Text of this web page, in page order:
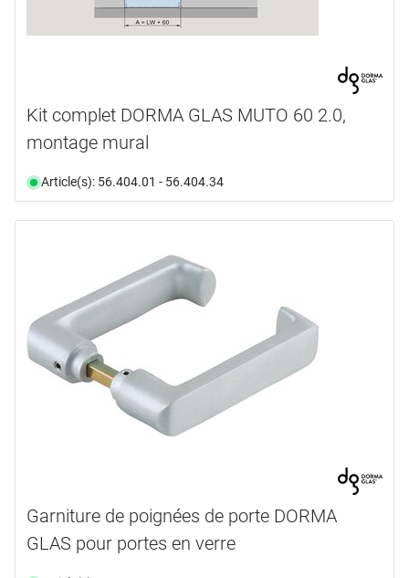
Kit complet DORMA GLAS MUTO 60 2.0,
montage mural
Article(s): 56.404.01 - 56.404.34
Garniture de poignées de porte DORMA
GLAS pour portes en verre